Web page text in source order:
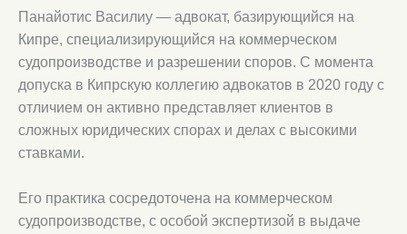
Панайотис Василиу — адвокат, базирующийся на
Кипре, специализирующийся на коммерческом
судопроизводстве и разрешении споров. С момента
допуска в Кипрскую коллегию адвокатов в 2020 году с
отличием он активно представляет клиентов в
сложных юридических спорах и делах с высокими
ставками.
Его практика сосредоточена на коммерческом
судопроизводстве, с особой экспертизой в выдаче